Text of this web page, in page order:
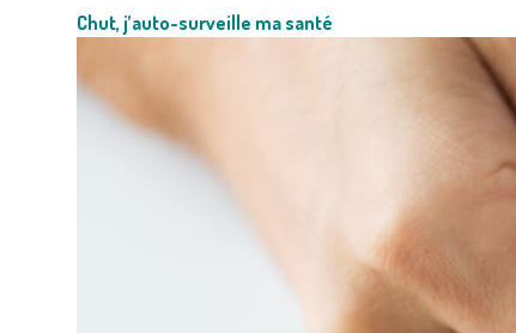
Chut, j’auto-surveille ma santé